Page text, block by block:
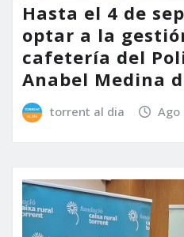
Hasta el 4 de
optar a la
cafetería del
Anabel Medina
torrent al dia Ago